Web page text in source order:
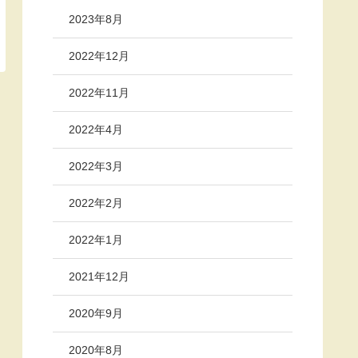
2023年8月
2022年12月
2022年11月
2022年4月
2022年3月
2022年2月
2022年1月
2021年12月
2020年9月
2020年8月